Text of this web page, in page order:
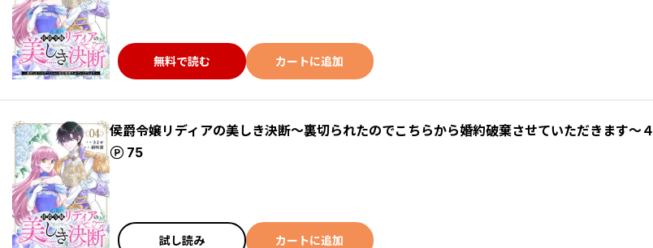
無料で読む カートに追加
侯爵令嬢リディアの美しき決断～裏切られたのでこちらから婚約破棄させていただきます～４
75
ポイント
試し読み カートに追加